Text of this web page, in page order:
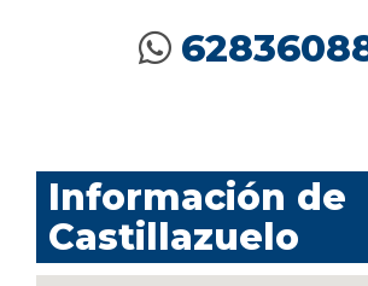
Información de
Castillazuelo